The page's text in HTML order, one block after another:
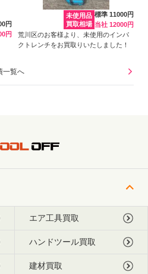
円
円
未使用品
買取相場
標準 11000円
当社 12000円
荒川区のお客様より、未使用のインパ
クトレンチをお買取りいたしました！
一覧へ
エア工具買取
ハンドツール買取
建材買取